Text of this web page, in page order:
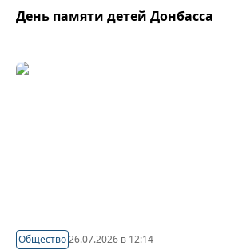
День памяти детей Донбасса
Общество26.07.2026 в 12:14